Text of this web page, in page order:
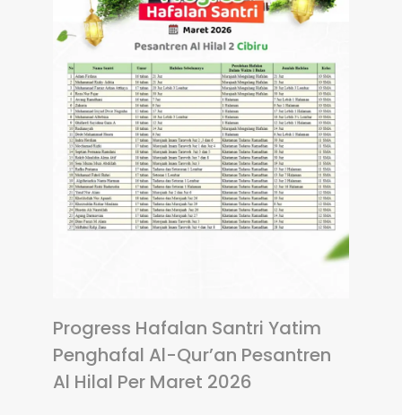
Progress Hafalan Santri Yatim
Penghafal Al-Qur’an Pesantren
Al Hilal Per Maret 2026